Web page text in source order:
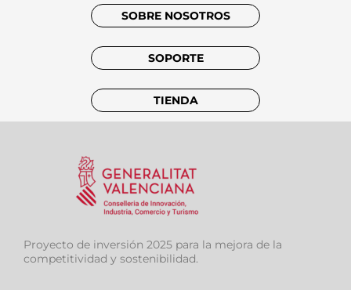
SOBRE NOSOTROS
SOPORTE
TIENDA
Proyecto de inversión 2025 para la mejora de la
competitividad y sostenibilidad.